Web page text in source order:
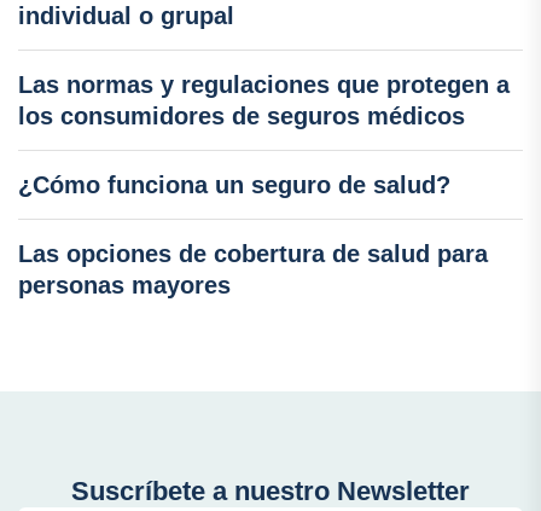
individual o grupal
Las normas y regulaciones que protegen a
los consumidores de seguros médicos
¿Cómo funciona un seguro de salud?
Las opciones de cobertura de salud para
personas mayores
Suscríbete a nuestro Newsletter